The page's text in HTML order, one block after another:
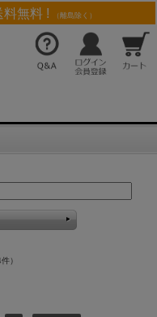
料無料 ! （離島除く）
）